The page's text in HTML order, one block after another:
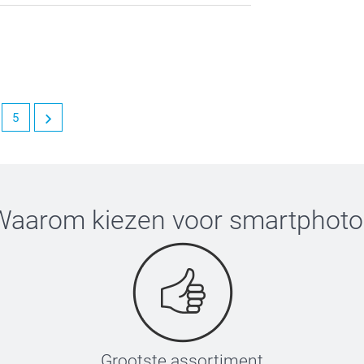
5
kiezen voor smartphoto